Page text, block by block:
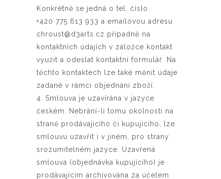
Konkrétně se jedná o tel. číslo
+420 775 613 933 a emailovou adresu
chroust@d3arts.cz případně na
kontaktních údajích v záložce kontakt
využít a odeslat kontaktní formulář. Na
těchto kontaktech lze také měnit údaje
zadané v rámci objednání zboží.
4. Smlouva je uzavírána v jazyce
českém. Nebrání-li tomu okolnosti na
straně prodávajícího či kupujícího, lze
smlouvu uzavřít i v jiném, pro strany
srozumitelném jazyce. Uzavřená
smlouva (objednávka kupujícího) je
prodávajícím archivována za účelem